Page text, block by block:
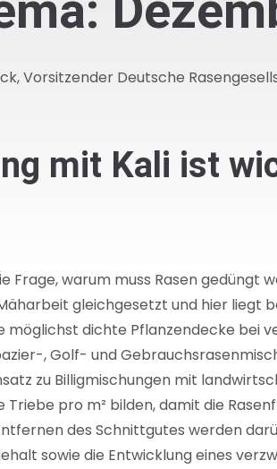
Vorsitzender Deutsche
mit Kali ist
Frage, warum muss Rasen gedüngt
gleichgesetzt und hier liegt
möglichst dichte Pflanzendecke bei
, Golf- und
zu Billigmischungen mit
Triebe pro m² bilden, damit die
des Schnittgutes werden
sowie die Entwicklung eines